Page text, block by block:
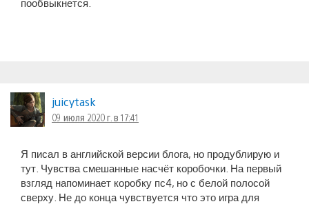
juicytask
09 июля 2020 г. в 17:41
Я писал в английской версии блога, но продублирую и
тут. Чувства смешанные насчёт коробочки. На первый
взгляд напоминает коробку пс4, но с белой полосой
сверху. Не до конца чувствуется что это игра для